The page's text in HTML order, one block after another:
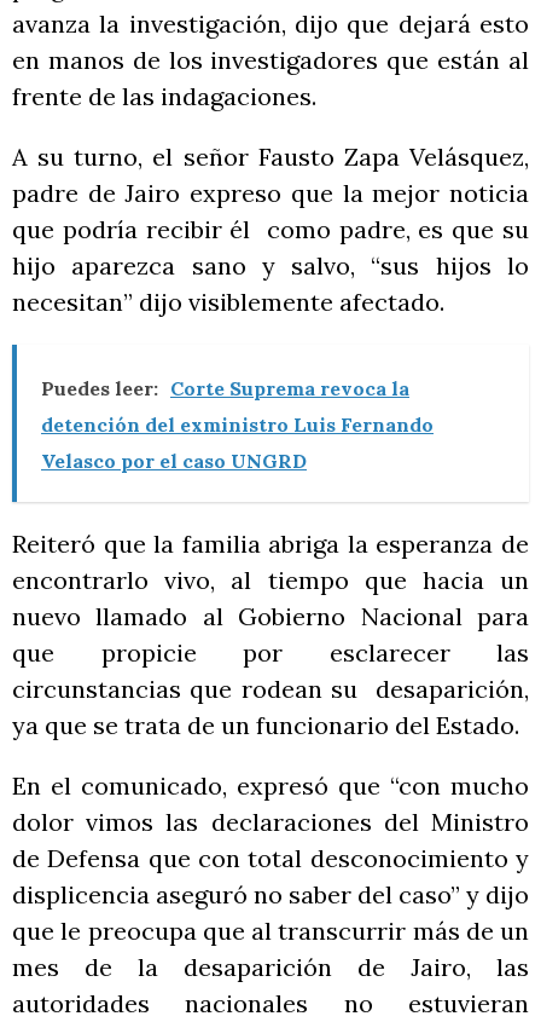
avanza la investigación, dijo que dejará esto
en manos de los investigadores que están al
frente de las indagaciones.
A su turno, el señor Fausto Zapa Velásquez,
padre de Jairo expreso que la mejor noticia
que podría recibir él como padre, es que su
hijo aparezca sano y salvo, “sus hijos lo
necesitan” dijo visiblemente afectado.
Puedes leer: Corte Suprema revoca la
detención del exministro Luis Fernando
Velasco por el caso UNGRD
Reiteró que la familia abriga la esperanza de
encontrarlo vivo, al tiempo que hacia un
nuevo llamado al Gobierno Nacional para
que propicie por esclarecer las
circunstancias que rodean su desaparición,
ya que se trata de un funcionario del Estado.
En el comunicado, expresó que “con mucho
dolor vimos las declaraciones del Ministro
de Defensa que con total desconocimiento y
displicencia aseguró no saber del caso” y dijo
que le preocupa que al transcurrir más de un
mes de la desaparición de Jairo, las
autoridades nacionales no estuvieran